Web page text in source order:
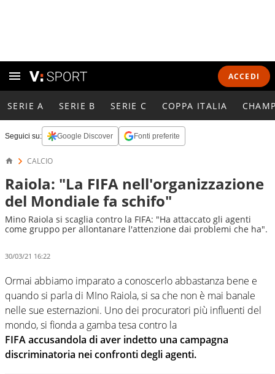
ACCEDI
SERIE A SERIE B SERIE C COPPA ITALIA
Seguici su: Google Discover Fonti preferite
CALCIO
Raiola: "La FIFA nell'organizzazione
del Mondiale fa schifo"
Mino Raiola si scaglia contro la FIFA: "Ha attaccato gli agenti
come gruppo per allontanare l'attenzione dai problemi che ha".
30/03/21 16:22
Ormai abbiamo imparato a conoscerlo abbastanza bene e
quando si parla di MIno Raiola, si sa che non è mai banale
nelle sue esternazioni. Uno dei procuratori più influenti del
mondo, si fionda a gamba tesa contro la
FIFA accusandola di aver indetto una campagna
discriminatoria nei confronti degli agenti.